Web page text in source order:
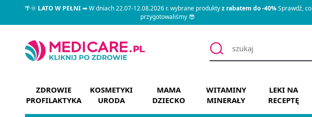
🌴🌞LATO W PEŁNI➡ W dniach 22.07-12.08.2026 r. wybrane produktyz rabatem do -40%Sprawdź, co
przygotowaliśmy 😎
ZDROWIE
PROFILAKTYKA
KOSMETYKI
URODA
MAMA
DZIECKO
WITAMINY
MINERAŁY
LEKI NA
RECEPTĘ